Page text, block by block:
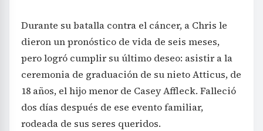
Durante su batalla contra el cáncer, a Chris le
dieron un pronóstico de vida de seis meses,
pero logró cumplir su último deseo: asistir a la
ceremonia de graduación de su nieto Atticus, de
18 años, el hijo menor de Casey Affleck. Falleció
dos días después de ese evento familiar,
rodeada de sus seres queridos.